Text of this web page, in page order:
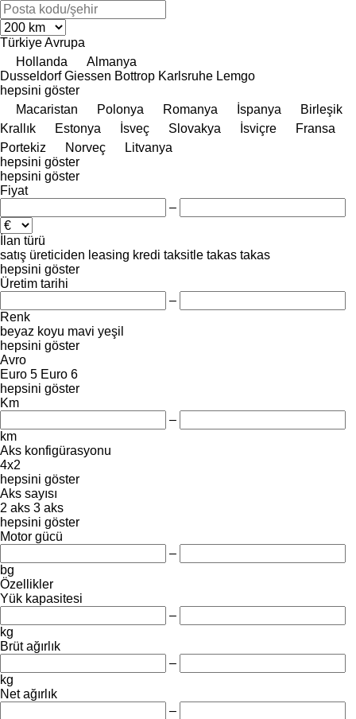
TürkiyeAvrupa
Hollanda
Almanya
Dusseldorf Giessen Bottrop Karlsruhe Lemgo
hepsini göster
Macaristan
Polonya Romanya İspanya
Birleşik
Krallık
Estonya İsveç Slovakya İsviçre
Fransa
Portekiz
Norveç
Litvanya
hepsini göster
hepsini göster
Fiyat
–
İlan türü
satış üreticiden leasing kredi taksitle takas takas
hepsini göster
Üretim tarihi
–
Renk
beyaz koyu mavi yeşil
hepsini göster
Avro
Euro 5 Euro 6
hepsini göster
Km
–
km
Aks konfigürasyonu
4x2
hepsini göster
Aks sayısı
2 aks 3 aks
hepsini göster
Motor gücü
–
bg
Özellikler
Yük kapasitesi
–
kg
Brüt ağırlık
–
kg
Net ağırlık
–